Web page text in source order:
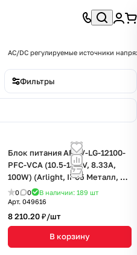
AC/DC регулируемые источники
Фильтры
Блок питания ARPV-LG-12100-
PFC-VCA (10.5-13.5V, 8.33A,
100W) (Arlight, IP65 Металл, 5
лет)
0 0 В наличии: 189 шт
Арт. 049616
8 210.20 ₽/шт
В корзину